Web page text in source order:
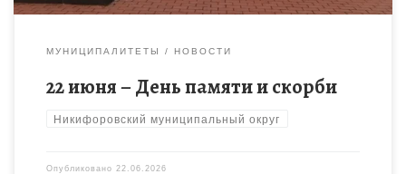
МУНИЦИПАЛИТЕТЫ НОВОСТИ
22 июня – День памяти и скорби
Никифоровский муниципальный округ
Опубликовано 22.06.2026